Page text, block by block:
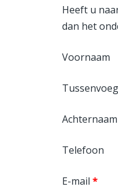
Heeft u
dan het
Voornaam
Achternaam
Telefoon
E-mail *